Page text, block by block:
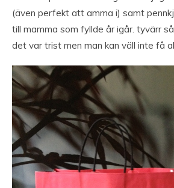
(även perfekt att amma i) samt
till mamma som fyllde år igår. tyvärr
det var trist men man kan väll inte få